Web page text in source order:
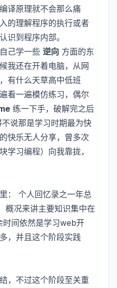
译原理就不会那么痛
的理解程序的执行或者
识到程序内部。
己学一些 逆向 方面的东
我还在开着电脑，从网
有什么天草高中低班
看一遍模仿练习，偶尔
练一下手，破解完之后
说那是学习时期最为快
快乐无人分享，曾多次
学习编程）向我靠拢，
： 个人回忆录之一年总
概况来讲主要知识集中在
时间依然是学习web开
，并且这个阶段实践
，不过这个阶段至关重